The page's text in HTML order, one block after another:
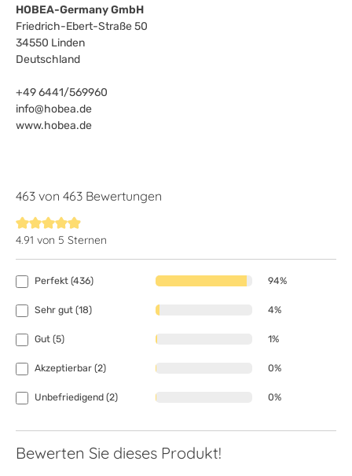
HOBEA-Germany GmbH
Friedrich-Ebert-Straße 50
34550 Linden
Deutschland
+49 6441/569960
info@hobea.de
www.hobea.de
463 von 463 Bewertungen
Durchschnittliche Bewertung von 4.9 von 5 Sternen
4.91 von 5 Sternen
Perfekt (436) 94%
Sehr gut (18) 4%
Gut (5) 1%
Akzeptierbar (2) 0%
Unbefriedigend (2) 0%
Bewerten Sie dieses Produkt!